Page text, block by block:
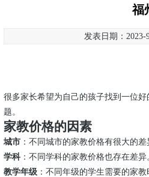
福
发表日期：2023-
很多家长希望为自己的孩子找到一位
题。
家教价格的因素
城市 ：不同城市的家教价格有很大的
学科 ：不同学科的家教价格也存在差
教学年级 ：不同年级的学生需要的家